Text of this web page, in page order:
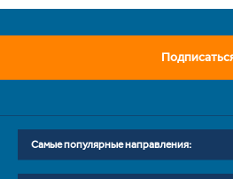
Самые популярные направления: